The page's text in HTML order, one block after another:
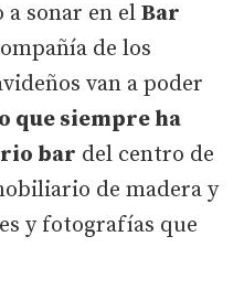
sonar en el Bar
de los
van a poder
que siempre ha
bar del centro de
de madera y
y fotografías que